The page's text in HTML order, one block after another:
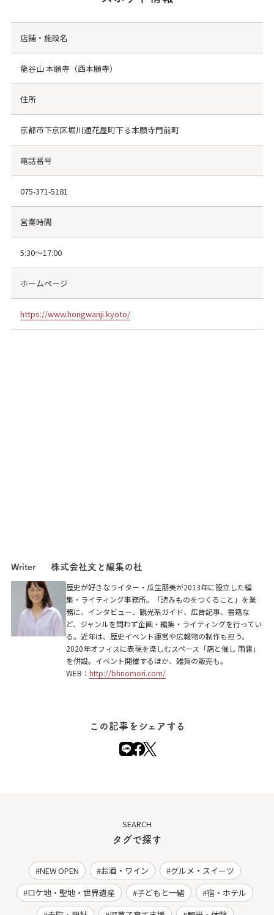
店舗・施設名
龍谷山 本願寺（西本願寺）
住所
京都市下京区堀川通花屋町下る本願寺門前町
電話番号
075-371-5181
営業時間
5:30～17:00
ホームページ
https://www.hongwanji.kyoto/
Writer 株式会社文と編集の杜
歴史が好きなライター・瓜生朋美が2013年に設立した編
集・ライティング事務所。「読みものをつくること」を業
務に、インタビュー、観光系ガイド、広告記事、書籍な
ど、ジャンルを問わず企画・編集・ライティングを行ってい
る。近年は、歴史イベント運営や広報物の制作も担う。
2020年オフィスに表現を楽しむスペース「店と催し 雨露」
を併設。イベント開催するほか、雑貨の販売も。
WEB： http://bhnomori.com/
この記事をシェアする
SEARCH
タグで探す
NEW OPEN お酒・ワイン
グルメ・スイーツ
ロケ地・聖地・世界遺産
子どもと一緒
宿・ホテル